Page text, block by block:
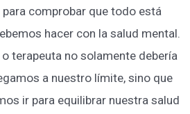
comprobar que todo está
hacer con la salud mental.
terapeuta no solamente debería
a nuestro límite, sino que
ir para equilibrar nuestra salud